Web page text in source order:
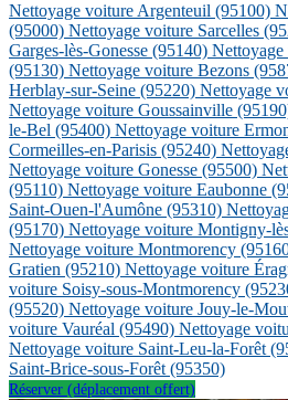
Nettoyage voiture Argenteuil (95100)
(95000) Nettoyage voiture Sarcelles
Garges-lès-Gonesse (95140)
(95130) Nettoyage voiture Bezons
Herblay-sur-Seine (95220) Nettoyage
Nettoyage voiture Goussainville
le-Bel (95400) Nettoyage voiture
Cormeilles-en-Parisis (95240)
Nettoyage voiture Gonesse (95500)
(95110) Nettoyage voiture Eaubonne
Saint-Ouen-l'Aumône (95310)
(95170) Nettoyage voiture Montigny-
Nettoyage voiture Montmorency
Gratien (95210) Nettoyage voiture
voiture Soisy-sous-Montmorency
(95520) Nettoyage voiture Jouy-le-
voiture Vauréal (95490) Nettoyage
Nettoyage voiture Saint-Leu-la-Forêt
Saint-Brice-sous-Forêt(95350)
Réserver (déplacement offert)